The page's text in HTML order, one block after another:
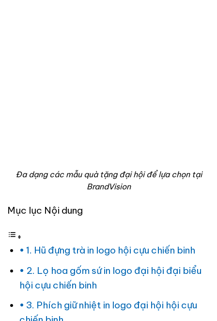
Đa dạng các mẫu quà tặng đại hội để lựa chọn tại
BrandVision
Mục lục Nội dung
1. Hũ đựng trà in logo hội cựu chiến binh
2. Lọ hoa gốm sứ in logo đại hội đại biểu
hội cựu chiến binh
3. Phích giữ nhiệt in logo đại hội hội cựu